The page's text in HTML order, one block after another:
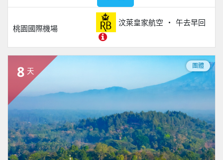
桃園國際機場
汶萊皇家航空 午去早回
8 天
團體